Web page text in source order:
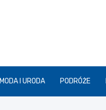
MODA I URODA PODRÓŻE